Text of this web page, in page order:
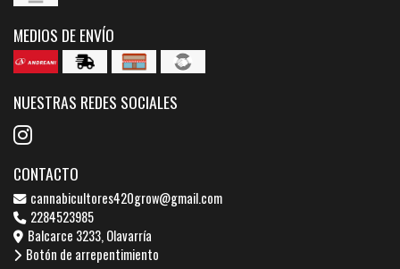
MEDIOS DE ENVÍO
NUESTRAS REDES SOCIALES
CONTACTO
cannabicultores420grow@gmail.com
2284523985
Balcarce 3233, Olavarría
Botón de arrepentimiento